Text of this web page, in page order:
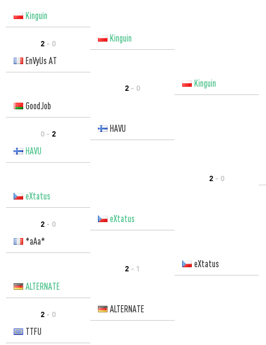
Kinguin
2 - 0
Kinguin
EnVyUs AT
2 - 0
Kinguin
GoodJob
0 - 2
HAVU
HAVU
2 - 0
eXtatus
2 - 0
eXtatus
*aAa*
2 - 1
eXtatus
ALTERNATE
2 - 0
ALTERNATE
TTFU